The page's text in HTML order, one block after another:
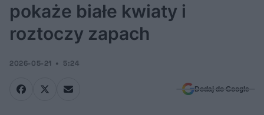
pokaże białe kwiaty i
roztoczy zapach
2026-05-21 5:24
Dodaj do Google